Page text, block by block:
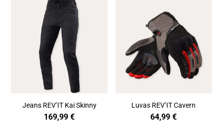
Jeans REV’IT Kai Skinny
169,99€
Luvas REV’IT Cavern
64,99€